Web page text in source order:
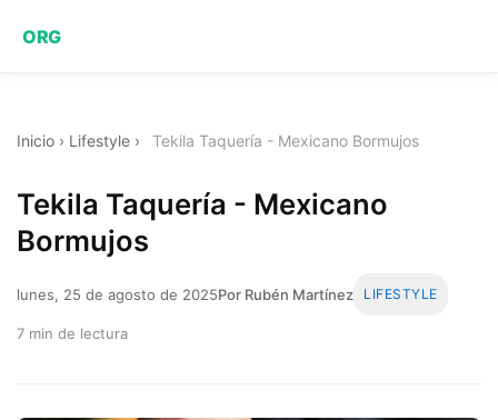
ORG
Inicio › Lifestyle › Tekila Taquería - Mexicano Bormujos
Tekila Taquería - Mexicano
Bormujos
lunes, 25 de agosto de 2025Por Rubén Martínez LIFESTYLE
7 min de lectura